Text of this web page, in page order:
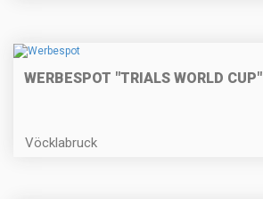
WERBESPOT "TRIALS WORLD CUP"
Vöcklabruck